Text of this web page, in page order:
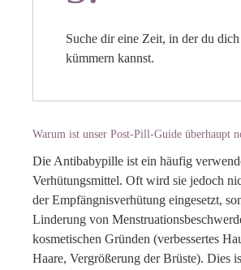
Suche dir eine Zeit, in der du
kümmern kannst.
Warum ist unser Post-Pill-Guide überhaupt
Die Antibabypille ist ein häufig
Verhütungsmittel. Oft wird sie jedoch
der Empfängnisverhütung eingesetzt,
Linderung von
kosmetischen Gründen (verbessertes
Haare, Vergrößerung der Brüste). Dies